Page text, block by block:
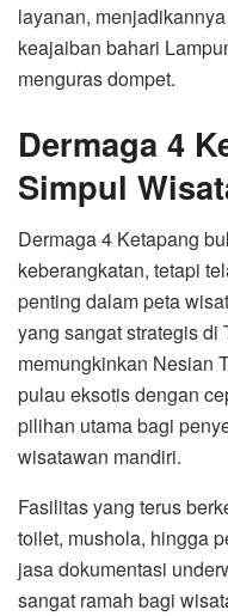
layanan,
keajaiban bahari
menguras dompet.
Dermaga 4
Simpul
Dermaga 4 Ketapang
keberangkatan, tetapi
penting dalam peta
yang sangat strategis di
memungkinkan Nesian
pulau eksotis dengan
pilihan utama bagi
wisatawan mandiri.
Fasilitas yang terus
toilet, mushola, hingga
jasa dokumentasi
sangat ramah bagi